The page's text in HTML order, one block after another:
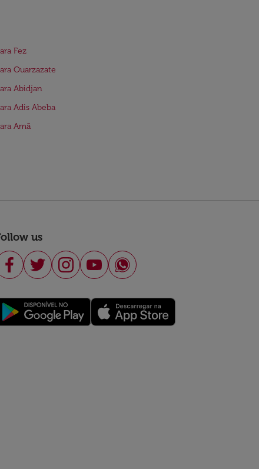
Fez
Ouarzazate
Abidjan
Adis Abeba
Amã
us